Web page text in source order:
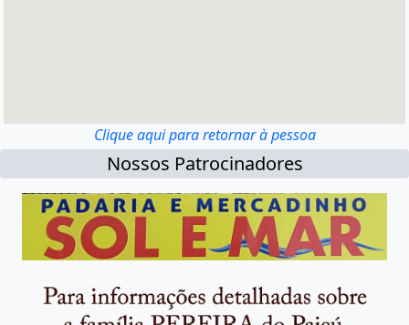
Clique aqui para retornar à pessoa
Nossos Patrocinadores